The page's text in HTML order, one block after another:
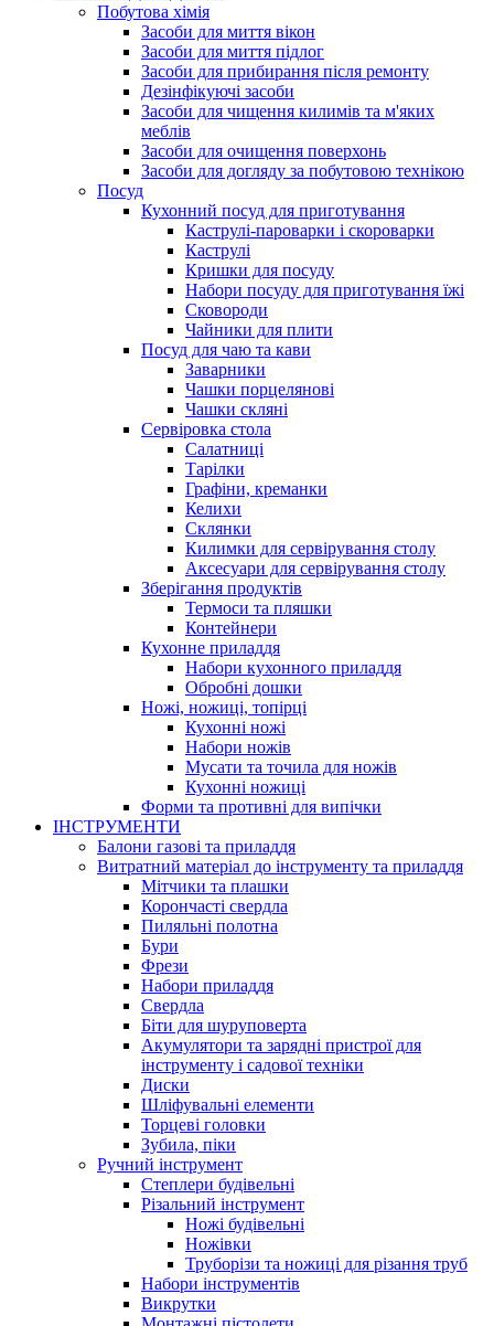
Побутова хімія
Засоби для миття вікон
Засоби для миття підлог
Засоби для прибирання після ремонту
Дезінфікуючі засоби
Засоби для чищення килимів та м'яких
меблів
Засоби для очищення поверхонь
Засоби для догляду за побутовою технікою
Посуд
Кухонний посуд для приготування
Каструлі-пароварки і скороварки
Каструлі
Кришки для посуду
Набори посуду для приготування їжі
Сковороди
Чайники для плити
Посуд для чаю та кави
Заварники
Чашки порцелянові
Чашки скляні
Сервіровка стола
Салатниці
Тарілки
Графіни, креманки
Келихи
Склянки
Килимки для сервірування столу
Аксесуари для сервірування столу
Зберігання продуктів
Термоси та пляшки
Контейнери
Кухонне приладдя
Набори кухонного приладдя
Обробні дошки
Ножі, ножиці, топірці
Кухонні ножі
Набори ножів
Мусати та точила для ножів
Кухонні ножиці
Форми та противні для випічки
ІНСТРУМЕНТИ
Балони газові та приладдя
Витратний матеріал до інструменту та приладдя
Мітчики та плашки
Корончасті свердла
Пиляльні полотна
Бури
Фрези
Набори приладдя
Свердла
Біти для шуруповерта
Акумулятори та зарядні пристрої для
інструменту і садової техніки
Диски
Шліфувальні елементи
Торцеві головки
Зубила, піки
Ручний інструмент
Степлери будівельні
Різальний інструмент
Ножі будівельні
Ножівки
Труборізи та ножиці для різання труб
Набори інструментів
Викрутки